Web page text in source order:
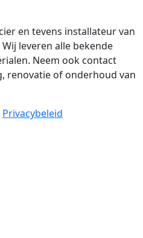
en tevens installateur van
leveren alle bekende
Neem ook contact
renovatie of onderhoud van
Privacybeleid